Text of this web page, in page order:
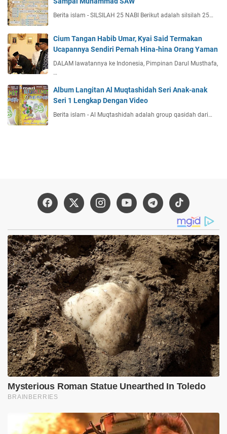
Berita islam - SILSILAH 25 NABI Berikut adalah silsilah 25…
Cium Tangan Habib Umar, Kyai Said Termakan
Ucapannya Sendiri Pernah Hina-hina Orang Yaman
DALAM lawatannya ke Indonesia, Pimpinan Darul Musthafa,
…
Album Langitan Al Muqtashidah Seri Anak-anak
Seri 1 Lengkap Dengan Video
Berita islam - Al Muqtashidah adalah group qasidah dari…